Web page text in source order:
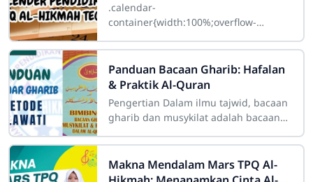
.calendar-
container{width:100%;overflow-
serif;margin:20px
Panduan Bacaan Gharib: Hafalan
& Praktik Al-Quran
Pengertian Dalam ilmu tajwid, bacaan
gharib dan musykilat adalah bacaan
tidak biasa
Makna Mendalam Mars TPQ Al-